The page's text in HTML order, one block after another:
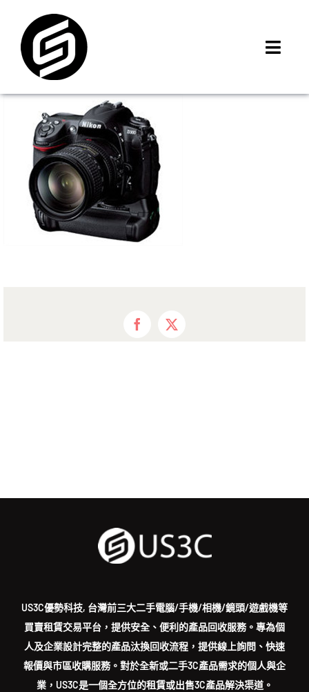
content
門市據點
iMCheck APP
iPhone 回收價
線上商城
3C租賃
Facebook
X
US3C優勢科技, 台灣前三大二手電腦/手機/相機/鏡頭/遊戲機等
買賣租賃交易平台，提供安全、便利的產品回收服務。專為個
人及企業設計完整的產品汰換回收流程，提供線上詢問、快速
報價與市區收購服務。對於全新或二手3C產品需求的個人與企
業，US3C是一個全方位的租賃或出售3C產品解決渠道。